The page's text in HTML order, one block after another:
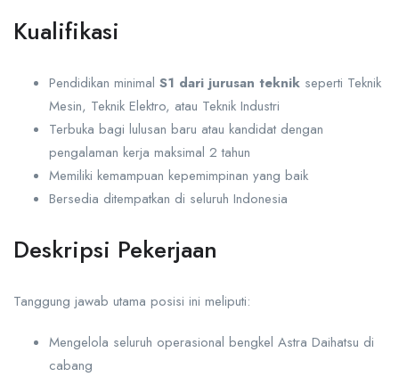
Kualifikasi
Pendidikan minimal S1 dari jurusan teknik seperti Teknik
Mesin, Teknik Elektro, atau Teknik Industri
Terbuka bagi lulusan baru atau kandidat dengan
pengalaman kerja maksimal 2 tahun
Memiliki kemampuan kepemimpinan yang baik
Bersedia ditempatkan di seluruh Indonesia
Deskripsi Pekerjaan
Tanggung jawab utama posisi ini meliputi:
Mengelola seluruh operasional bengkel Astra Daihatsu di
cabang